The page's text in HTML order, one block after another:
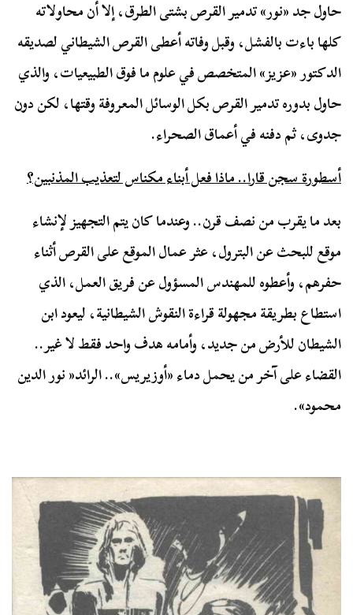
حاول جد «نور» تدمير القرص بشتى الطرق، إلا أن محاولاته
كلها باءت بالفشل، وقبل وفاته أعطى القرص الشيطاني لصديقه
الدكتور «عزيز» المتخصص في علوم ما فوق الطبيعيات، والذي
حاول بدوره تدمير القرص بكل الوسائل المعروفة وقتها، لكن دون
جدوى، ثم دفنه في أعماق الصحراء.
أسطورة سجن قارا.. ماذا فعل أبناء مكناس لتعذيب المذنبين؟
بعد ما يقرب من نصف قرن.. وعندما كان يتم التجهيز لإنشاء
موقع للبحث عن البترول، عثر عمال الموقع على القرص أثناء
حفرهم، وأعطوه للمهندس المسؤول عن فريق العمل، الذي
استطاع بطريقة مجهولة قراءة النقوش الشيطانية، ليعود ابن
الشيطان للأرض من جديد، وأمامه هدف واحد فقط لا غير..
القضاء على آخر من يحمل دماء «أوزيريس».. الرائد« نور الدين
محمود».